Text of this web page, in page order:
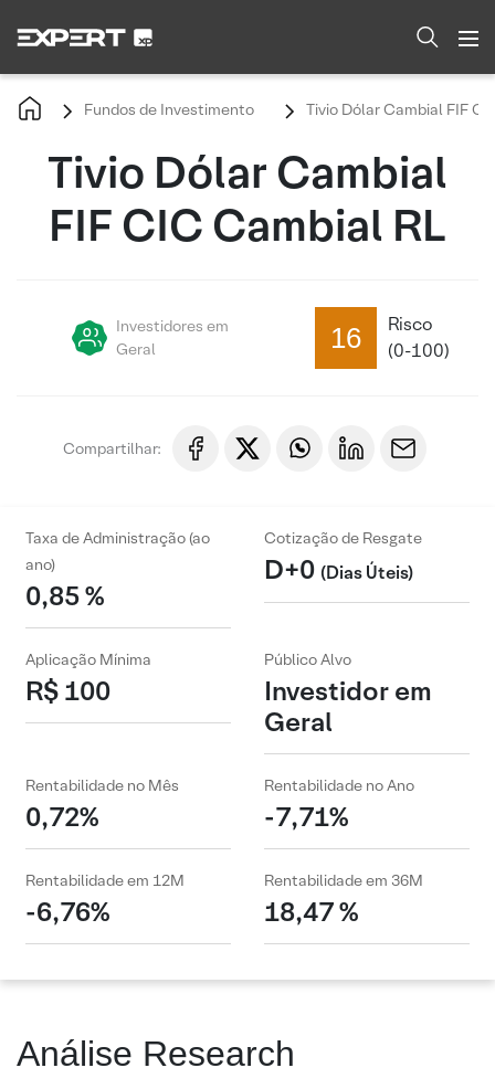
Fundos de Investimento Tivio Dólar Cambial FIF
Tivio Dólar Cambial
FIF CIC Cambial RL
Investidores em
Geral
16
Risco
(0-100)
Compartilhar:
Taxa de Administração (ao
ano)
0,85 %
Cotização de Resgate
D+0 (Dias Úteis)
Aplicação Mínima
R$ 100
Público Alvo
Investidor em
Geral
Rentabilidade no Mês
0,72%
Rentabilidade no Ano
-7,71%
Rentabilidade em 12M
-6,76%
Rentabilidade em 36M
18,47 %
Análise Research